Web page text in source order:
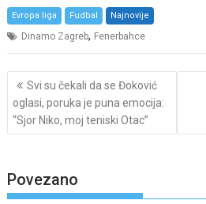
Evropa liga Fudbal Najnovije
Dinamo Zagreb, Fenerbahce
Post
navigation
Svi su čekali da se Đoković
oglasi, poruka je puna emocija:
“Sjor Niko, moj teniski Otac”
Povezano